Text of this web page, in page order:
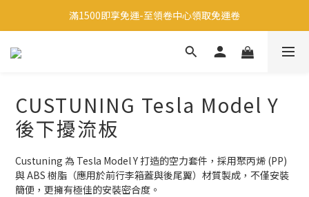
註冊會員享有200元禮金
滿1500即享免運-至領卷中心領取免運卷
生日當天享有200元禮金
CUSTUNING Tesla Model Y
後下擾流板
Custuning 為 Tesla Model Y 打造的空力套件，採用聚丙烯 (PP)
與 ABS 樹脂（應用於前行李箱蓋與後尾翼）材質製成，不僅安裝
簡便，更擁有極佳的安裝密合度。